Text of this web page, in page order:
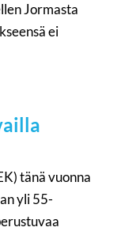
Jormasta
ei
tänä vuonna
yli 55-